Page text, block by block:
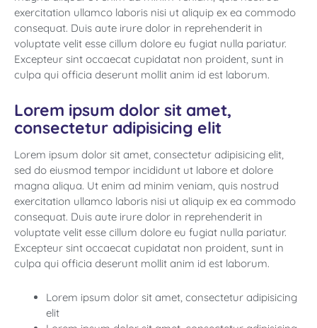
exercitation ullamco laboris nisi ut aliquip ex ea commodo
consequat. Duis aute irure dolor in reprehenderit in
voluptate velit esse cillum dolore eu fugiat nulla pariatur.
Excepteur sint occaecat cupidatat non proident, sunt in
culpa qui officia deserunt mollit anim id est laborum.
Lorem ipsum dolor sit amet,
consectetur adipisicing elit
Lorem ipsum dolor sit amet, consectetur adipisicing elit,
sed do eiusmod tempor incididunt ut labore et dolore
magna aliqua. Ut enim ad minim veniam, quis nostrud
exercitation ullamco laboris nisi ut aliquip ex ea commodo
consequat. Duis aute irure dolor in reprehenderit in
voluptate velit esse cillum dolore eu fugiat nulla pariatur.
Excepteur sint occaecat cupidatat non proident, sunt in
culpa qui officia deserunt mollit anim id est laborum.
Lorem ipsum dolor sit amet, consectetur adipisicing
elit